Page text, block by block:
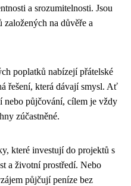
a srozumitelnosti. Jsou
na důvěře a
poplatků nabízejí přátelské
řešení, která dávají smysl. Ať
nebo půjčování, cílem je vždy
zúčastněné.
které investují do projektů s
a životní prostředí. Nebo
půjčují peníze bez